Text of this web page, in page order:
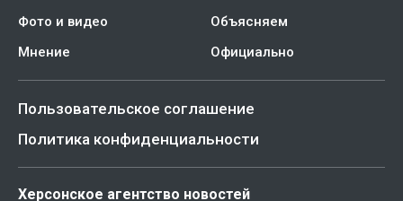
Фото и видео
Объясняем
Мнение
Официально
Пользовательское соглашение
Политика конфиденциальности
Херсонское агентство новостей